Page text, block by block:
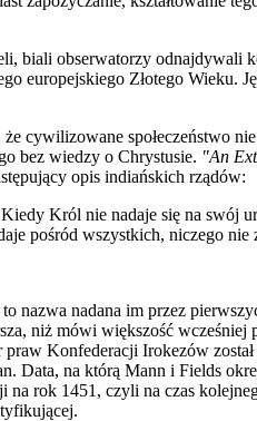
biali obserwatorzy odnajdywali
europejskiego Złotego Wieku.
cywilizowane społeczeństwo
bez wiedzy o Chrystusie. "An
opis indiańskich rządów:
Król nie nadaje się na swój
pośród wszystkich, niczego nie
nazwa nadana im przez
niż mówi większość wcześniej
Konfederacji Irokezów
Data, na którą Mann i Fields
rok 1451, czyli na czas